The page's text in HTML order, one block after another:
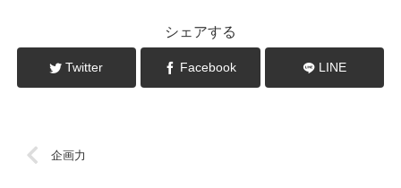
シェアする
Twitter Facebook LINE
企画力